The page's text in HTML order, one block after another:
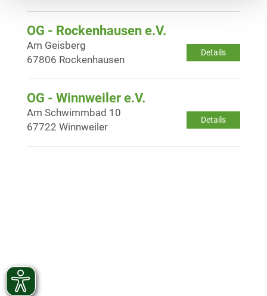
OG - Rockenhausen e.V.
Details
Am Geisberg
67806 Rockenhausen
OG - Winnweiler e.V.
Details
Am Schwimmbad 10
67722 Winnweiler